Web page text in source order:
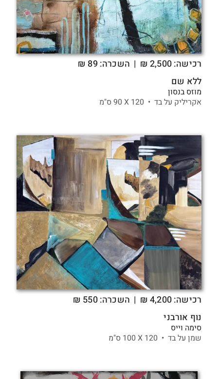
רכישה: ₪ 2,500
| השכרה: 89 ₪
ללא שם
מוזס בנסון
אקריליק על בד • 120 X
רכישה: ₪ 4,200
| השכרה: 550 ₪
נוף אורבני
סימה וייס
שמן על בד • 120 X